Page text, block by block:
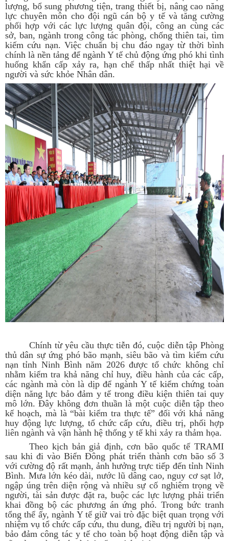
lượng, bổ sung phương tiện, trang thiết bị, nâng cao năng
lực chuyên môn cho đội ngũ cán bộ y tế và tăng cường
phối hợp với các lực lượng quân đội, công an cùng các
sở, ban, ngành trong công tác phòng, chống thiên tai, tìm
kiếm cứu nạn. Việc chuẩn bị chu đáo ngay từ thời bình
chính là nền tảng để ngành Y tế chủ động ứng phó khi tình
huống khẩn cấp xảy ra, hạn chế thấp nhất thiệt hại về
người và sức khỏe Nhân dân.
Chính từ yêu cầu thực tiễn đó, cuộc diễn tập Phòng
thủ dân sự ứng phó bão mạnh, siêu bão và tìm kiếm cứu
nạn tỉnh Ninh Bình năm 2026 được tổ chức không chỉ
nhằm kiểm tra khả năng chỉ huy, điều hành của các cấp,
các ngành mà còn là dịp để ngành Y tế kiểm chứng toàn
diện năng lực bảo đảm y tế trong điều kiện thiên tai quy
mô lớn. Đây không đơn thuần là một cuộc diễn tập theo
kế hoạch, mà là “bài kiểm tra thực tế” đối với khả năng
huy động lực lượng, tổ chức cấp cứu, điều trị, phối hợp
liên ngành và vận hành hệ thống y tế khi xảy ra thảm họa.
Theo kịch bản giả định, cơn bão quốc tế TRAMI
sau khi đi vào Biển Đông phát triển thành cơn bão số 3
với cường độ rất mạnh, ảnh hưởng trực tiếp đến tỉnh Ninh
Bình. Mưa lớn kéo dài, nước lũ dâng cao, nguy cơ sạt lở,
ngập úng trên diện rộng và nhiều sự cố nghiêm trọng về
người, tài sản được đặt ra, buộc các lực lượng phải triển
khai đồng bộ các phương án ứng phó. Trong bức tranh
tổng thể ấy, ngành Y tế giữ vai trò đặc biệt quan trọng với
nhiệm vụ tổ chức cấp cứu, thu dung, điều trị người bị nạn,
bảo đảm công tác y tế cho toàn bộ hoạt động diễn tập và